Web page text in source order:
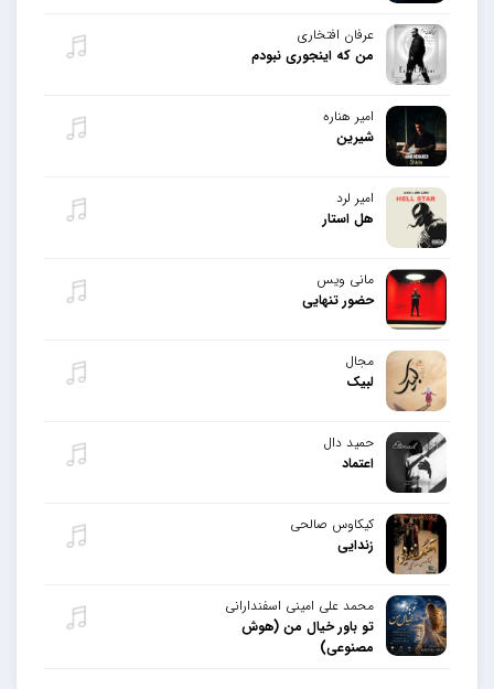
عرفان افتخاری
من که اینجوری نبودم
امیر هناره
شیرین
امیر لرد
هل استار
مانی ویس
حضور تنهایی
مجال
لبیک
حمید دال
اعتماد
کیکاوس صالحی
زندایی
محمد علی امینی اسفندارانی
تو باور خیال من (هوش
مصنوعی)